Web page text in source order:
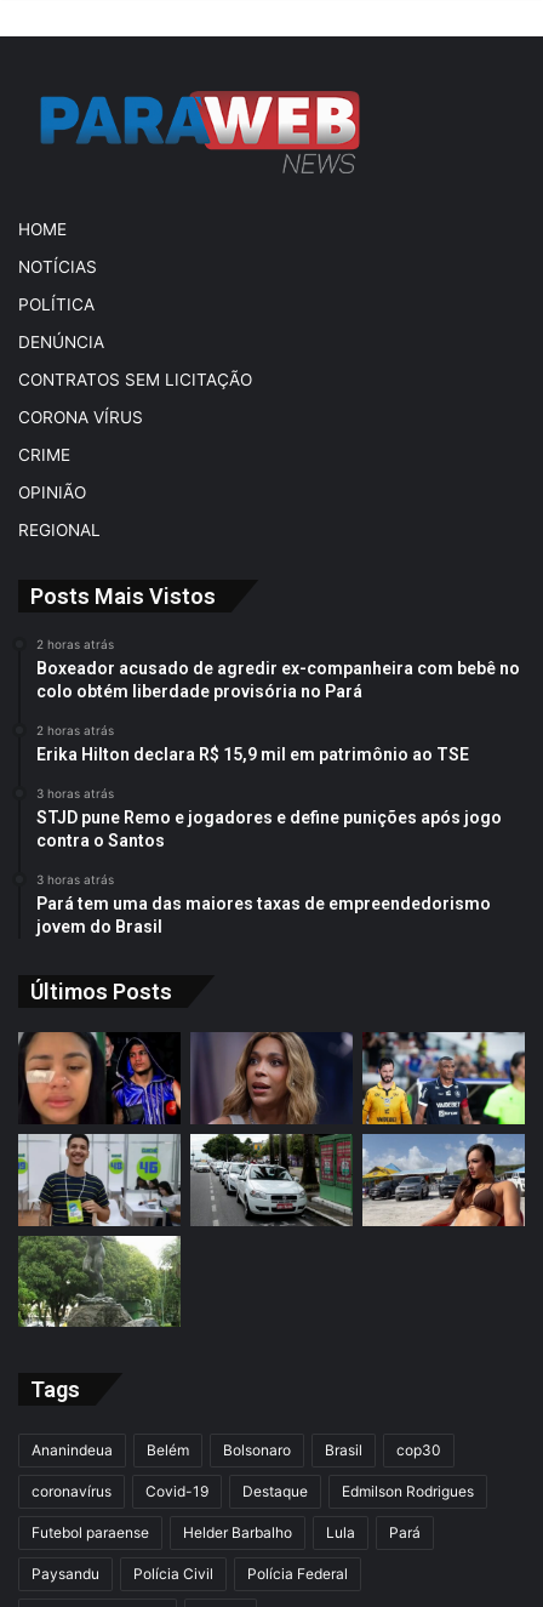
HOME
NOTÍCIAS
POLÍTICA
DENÚNCIA
CONTRATOS SEM LICITAÇÃO
CORONA VÍRUS
CRIME
OPINIÃO
REGIONAL
Posts Mais Vistos
2 horas atrás
Boxeador acusado de agredir ex-companheira com bebê no
colo obtém liberdade provisória no Pará
2 horas atrás
Erika Hilton declara R$ 15,9 mil em patrimônio ao TSE
3 horas atrás
STJD pune Remo e jogadores e define punições após jogo
contra o Santos
3 horas atrás
Pará tem uma das maiores taxas de empreendedorismo
jovem do Brasil
Últimos Posts
Tags
Ananindeua Belém Bolsonaro Brasil cop30
coronavírus Covid-19 Destaque Edmilson Rodrigues
Futebol paraense Helder Barbalho Lula Pará
Paysandu Polícia Civil Polícia Federal